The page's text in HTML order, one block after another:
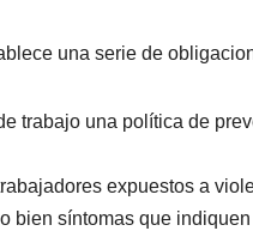
una serie de
trabajo una política de
expuestos a
bien síntomas que